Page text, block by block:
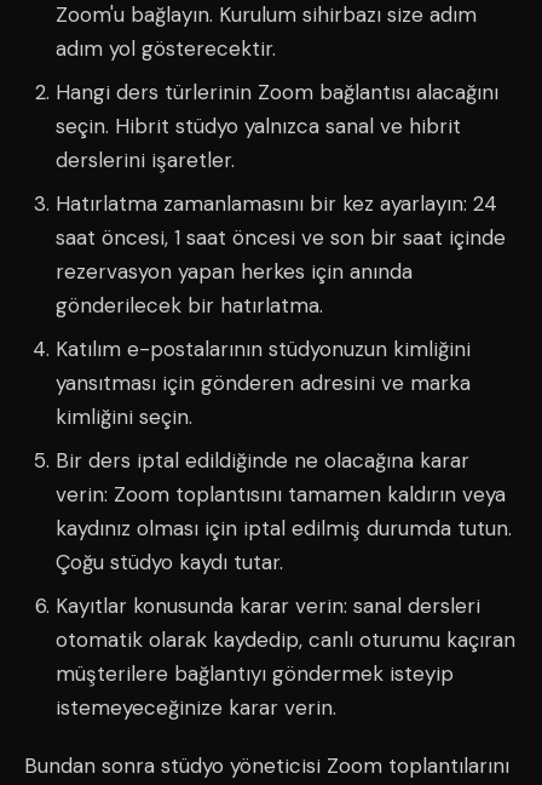
Zoom'u bağlayın. Kurulum sihirbazı size adım
adım yol gösterecektir.
Hangi ders türlerinin Zoom bağlantısı alacağını
seçin. Hibrit stüdyo yalnızca sanal ve hibrit
derslerini işaretler.
Hatırlatma zamanlamasını bir kez ayarlayın: 24
saat öncesi, 1 saat öncesi ve son bir saat içinde
rezervasyon yapan herkes için anında
gönderilecek bir hatırlatma.
Katılım e-postalarının stüdyonuzun kimliğini
yansıtması için gönderen adresini ve marka
kimliğini seçin.
Bir ders iptal edildiğinde ne olacağına karar
verin: Zoom toplantısını tamamen kaldırın veya
kaydınız olması için iptal edilmiş durumda tutun.
Çoğu stüdyo kaydı tutar.
Kayıtlar konusunda karar verin: sanal dersleri
otomatik olarak kaydedip, canlı oturumu kaçıran
müşterilere bağlantıyı göndermek isteyip
istemeyeceğinize karar verin.
Bundan sonra stüdyo yöneticisi Zoom toplantılarını